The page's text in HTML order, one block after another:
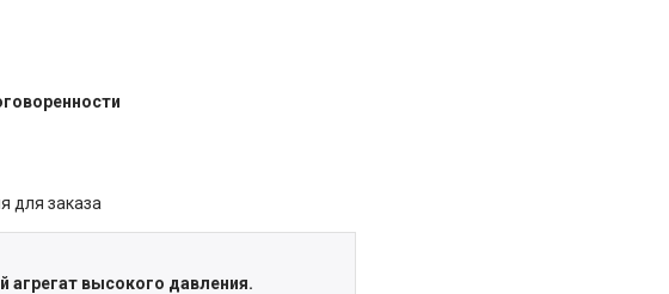
для заказа
агрегат высокого давления.